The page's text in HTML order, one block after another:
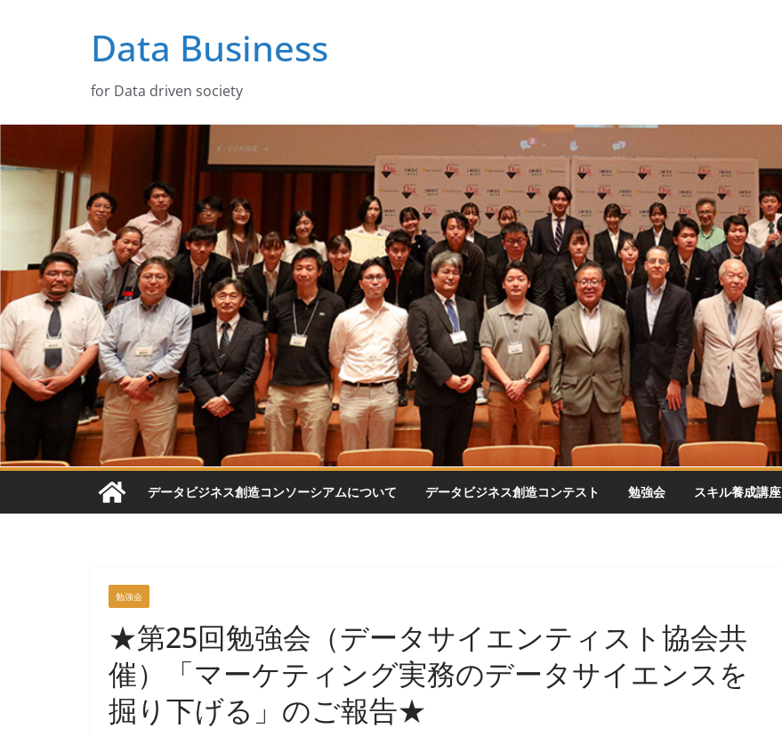
ス
キ
Data Business
for Data driven society
データビジネス創造コンソーシアムについて データビジネス創造コンテスト 勉強会 スキル養成講座
勉強会
★第25回勉強会（データサイエンティスト協会共
催）「マーケティング実務のデータサイエンスを
掘り下げる」のご報告★